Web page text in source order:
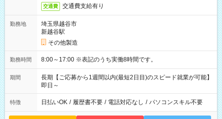
交通費 交通費支給有り
勤務地
埼玉県越谷市
新越谷駅
その他製造
勤務時間 8:00～17:00 ※表記のうち実働8時間です。
期間
長期【ご応募から1週間以内(最短2日目)のスピード就業が可能】
即日～
特徴 日払いOK / 履歴書不要 / 電話対応なし / パソコンスキル不要